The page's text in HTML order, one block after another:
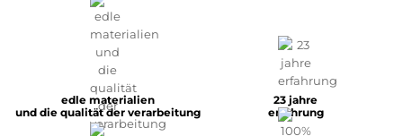
edle materialien
und die qualität der verarbeitung
23 jahre
erfahrung